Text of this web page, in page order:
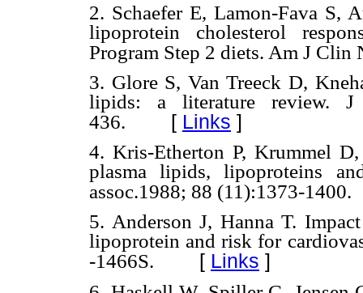
2. Schaefer E, Lamon-Fava S,
lipoprotein cholesterol
Program Step 2 diets. Am J
3. Glore S, Van Treeck D,
lipids: a literature review.
436. [ Links ]
4. Kris-Etherton P, Krummel
plasma lipids, lipoproteins
assoc.1988; 88 (11):1373-1400.
5. Anderson J, Hanna T.
lipoprotein and risk for
-1466S. [ Links ]